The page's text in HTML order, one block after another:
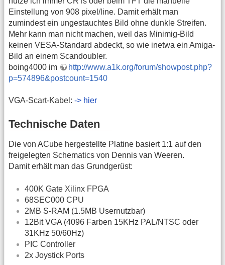
Einstellung von 908 pixel/line. Damit erhält man
zumindest ein ungestauchtes Bild ohne dunkle Streifen.
Mehr kann man nicht machen, weil das Minimig-Bild
keinen VESA-Standard abdeckt, so wie inetwa ein Amiga-
Bild an einem Scandoubler.
boing4000 im
http://www.a1k.org/forum/showpost.php?
p=574896&postcount=1540
VGA-Scart-Kabel: -> hier
Technische Daten
Die von ACube hergestellte Platine basiert 1:1 auf den
freigelegten Schematics von Dennis van Weeren.
Damit erhält man das Grundgerüst:
400K Gate Xilinx FPGA
68SEC000 CPU
2MB S-RAM (1.5MB Usernutzbar)
12Bit VGA (4096 Farben 15KHz PAL/NTSC oder
31KHz 50/60Hz)
PIC Controller
2x Joystick Ports